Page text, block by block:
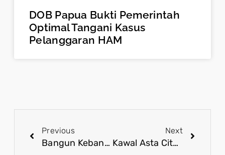
DOB Papua Bukti Pemerintah
Optimal Tangani Kasus
Pelanggaran HAM
Previous
Bangun Kebangsaan Melalui Implementasi Asta Cita, Mari Kuatkan Persaudaraan
Next
Kawal Asta Cita Presiden Prabowo, Wujudkan Harmoni Demi Masyarakat Adil dan Makmur